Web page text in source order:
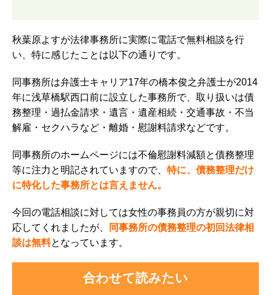
秋葉原よすが法律事務所に実際に電話で無料相談を行
い、特に感じたことは以下の通りです。
同事務所は弁護士キャリア17年の橋本俊之弁護士が2014
年に浅草橋駅西口前に設立した事務所で、取り扱いは債
務整理・過払金請求・遺言・遺産相続・交通事故・不当
解雇・セクハラなど・離婚・慰謝料請求などです。
同事務所のホームページには不倫慰謝料減額と債務整理
等に注力と明記されていますので、 特に、債務整理だけ
に特化した事務所とは言えません。
今回の電話相談に対しては女性の事務員の方が親切に対
応してくれましたが、
同事務所の債務整理の初回法律相
談は無料となっています。
合わせて読みたい